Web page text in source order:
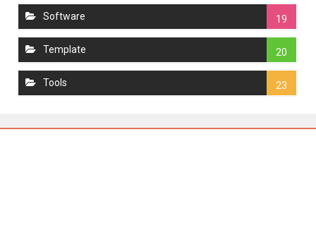
Software 19
Template 20
Tools 23